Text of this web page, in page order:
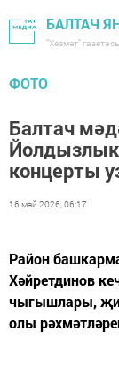
БАЛТАЧ
"Хезмәт"
ФОТО
Балтач
концерты
16 май 2026, 06:17
Район
Хәйретдинов
чыгышлары,
олы